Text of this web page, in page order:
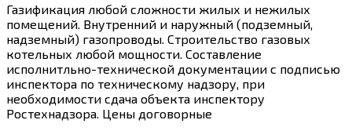
Газификация любой сложности жилых и нежилых
помещений. Внутренний и наружный (подземный,
надземный) газопроводы. Строительство газовых
котельных любой мощности. Составление
исполнитльно-технической документации с подписью
инспектора по техническому надзору, при
необходимости сдача объекта инспектору
Ростехнадзора. Цены договорные